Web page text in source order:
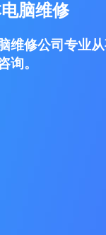
脑维修
维修公司专业
询。